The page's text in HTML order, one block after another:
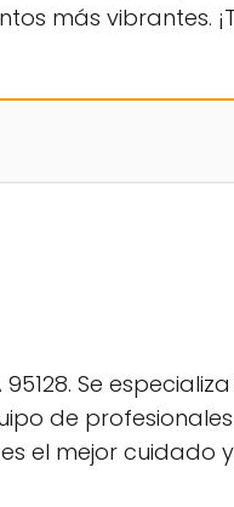
más vibrantes.
Se
de
el mejor cuidado